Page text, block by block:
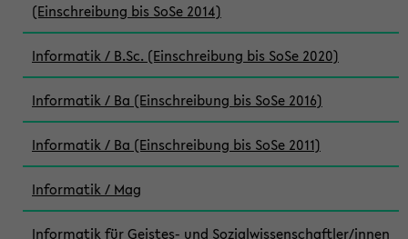
(Einschreibung bis SoSe 2014)
Informatik / B.Sc. (Einschreibung bis SoSe 2020)
Informatik / Ba (Einschreibung bis SoSe 2016)
Informatik / Ba (Einschreibung bis SoSe 2011)
Informatik / Mag
Informatik für Geistes- und Sozialwissenschaftler/innen